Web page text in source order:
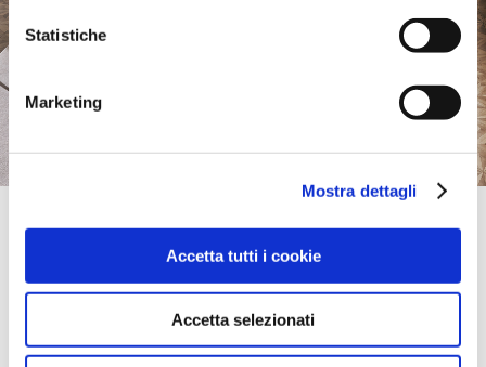
Statistiche
Marketing
Mostra dettagli
Accetta tutti i cookie
Accetta selezionati
16 BOULEVARD DU PRE BIOLLAT,
74200, ANTHY SUR LEMAN, SAVOIE (HAUTE-), Frankreich
bring mich hierher